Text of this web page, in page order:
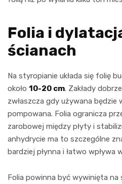
Folia i
ścianach
Na styropianie układa się folię
około 10-20 cm. Zakłady
zwłaszcza gdy używana będzie
pompowana. Folia ogranicza
zarobowej między płyty i
anhydrycie ma to szczególne
bardziej płynna i łatwo wpływa
Folia powinna być wywinięta na